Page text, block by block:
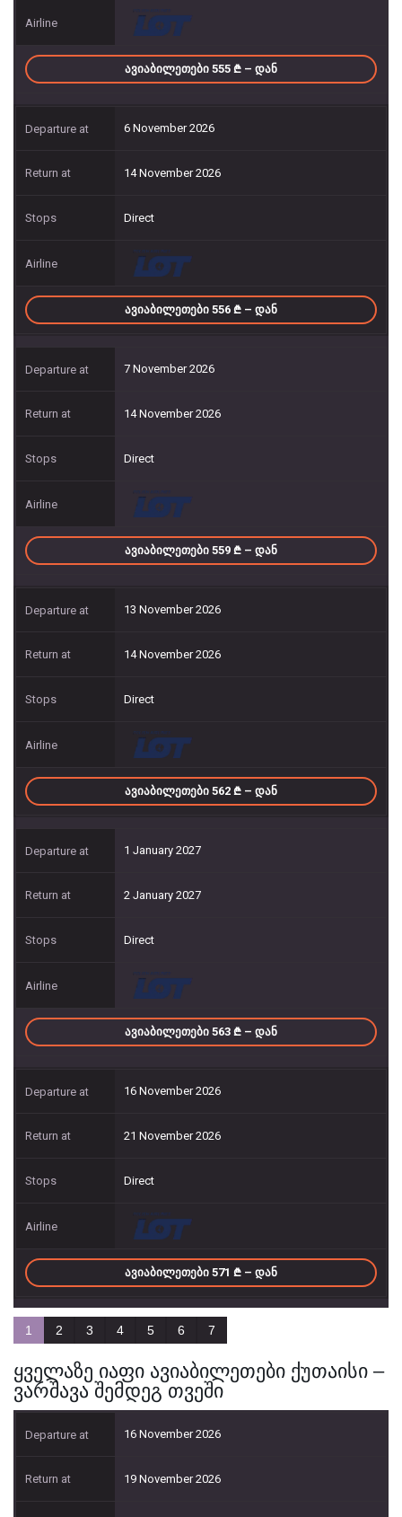
ᲐᲕᲘᲐᲑᲘᲚᲔᲗᲔᲑᲘ 555 – ᲓᲐᲜ
6 November 2026
14 November 2026
Direct
ᲐᲕᲘᲐᲑᲘᲚᲔᲗᲔᲑᲘ 556 – ᲓᲐᲜ
7 November 2026
14 November 2026
Direct
ᲐᲕᲘᲐᲑᲘᲚᲔᲗᲔᲑᲘ 559 – ᲓᲐᲜ
13 November 2026
14 November 2026
Direct
ᲐᲕᲘᲐᲑᲘᲚᲔᲗᲔᲑᲘ 562 – ᲓᲐᲜ
1 January 2027
2 January 2027
Direct
ᲐᲕᲘᲐᲑᲘᲚᲔᲗᲔᲑᲘ 563 – ᲓᲐᲜ
16 November 2026
21 November 2026
Direct
ᲐᲕᲘᲐᲑᲘᲚᲔᲗᲔᲑᲘ 571 – ᲓᲐᲜ
1 2 3 4 5 6 7
ყველაზე იაფი ავიაბილეთები ქუთაისი –
ვარშავა შემდეგ თვეში
16 November 2026
19 November 2026